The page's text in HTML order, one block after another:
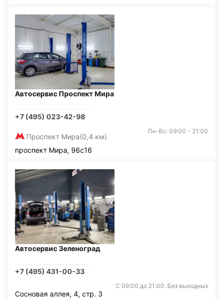
Автосервис Проспект Мира
+7 (495) 023-42-98
Проспект Мира(0,4 км)
Пн-Вс: 09:00 - 21:00
проспект Мира, 96с16
Автосервис Зеленоград
+7 (495) 431-00-33
С 09:00 до 21:00. Без выходных
Сосновая аллея, 4, стр. 3